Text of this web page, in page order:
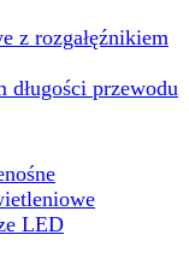
z rozgałęźnikiem
długości przewodu
LED